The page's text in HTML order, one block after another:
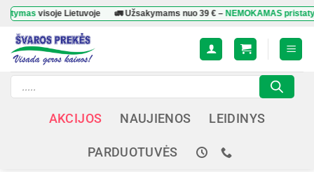
Skip
content
visoje Lietuvoje 🚛 Užsakymams nuo39 €–NEMOKAMAS pristatymas
Products
search
AKCIJOS NAUJIENOS LEIDINYS
PARDUOTUVĖS